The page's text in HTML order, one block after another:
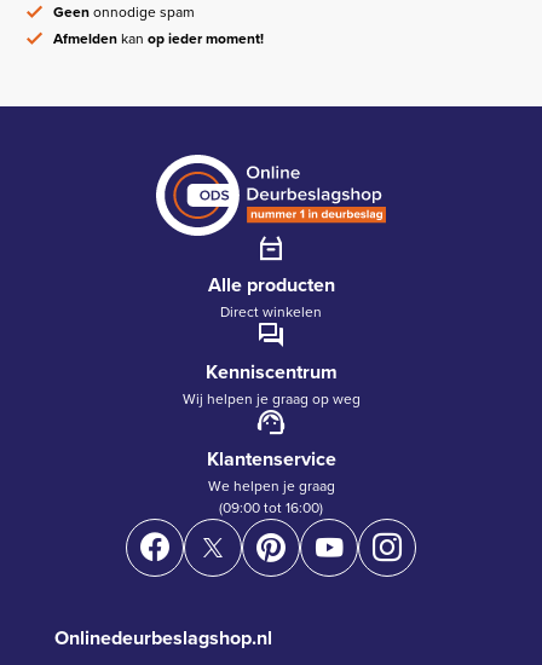
Geenonnodige spam
Afmeldenkanop ieder moment!
Alle producten
Direct winkelen
Kenniscentrum
Wij helpen je graag op weg
Klantenservice
We helpen je graag
(09:00 tot 16:00)
Onlinedeurbeslagshop.nl